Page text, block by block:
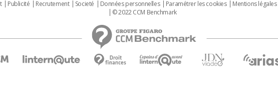
Publicité Recrutement Societé Données personnelles Paramétrer les cookies Mentions légales
© 2022 CCM Benchmark